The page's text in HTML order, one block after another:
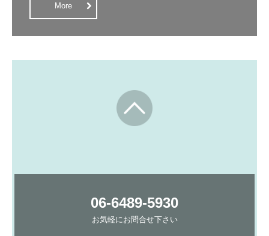
More
06-6489-5930
お気軽にお問合せ下さい